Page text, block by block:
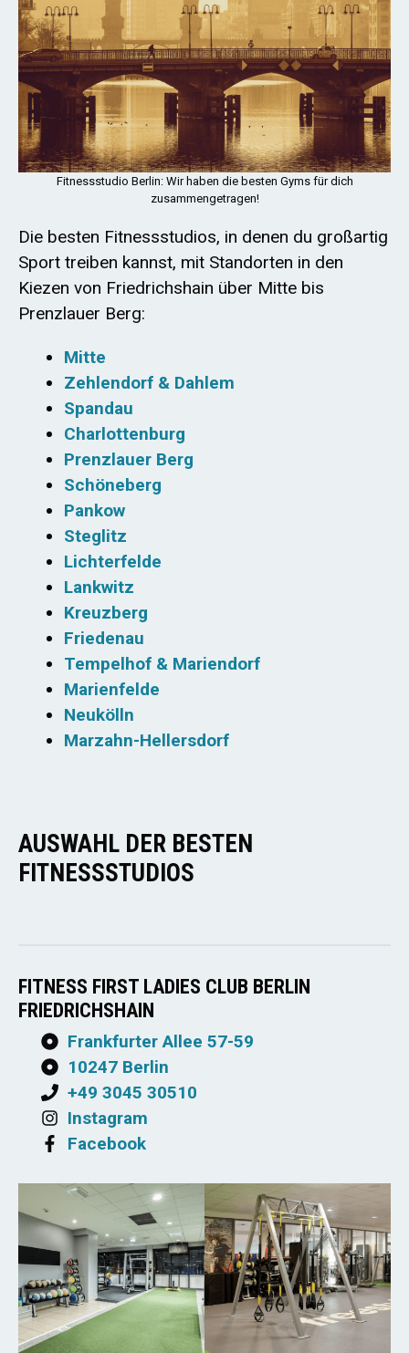
Fitnessstudio Berlin: Wir haben die besten Gyms für dich
zusammengetragen!
Die besten Fitnessstudios, in denen du großartig
Sport treiben kannst, mit Standorten in den
Kiezen von Friedrichshain über Mitte bis
Prenzlauer Berg:
Mitte
Zehlendorf & Dahlem
Spandau
Charlottenburg
Prenzlauer Berg
Schöneberg
Pankow
Steglitz
Lichterfelde
Lankwitz
Kreuzberg
Friedenau
Tempelhof & Mariendorf
Marienfelde
Neukölln
Marzahn-Hellersdorf
AUSWAHL DER BESTEN
FITNESSSTUDIOS
FITNESS FIRST LADIES CLUB BERLIN
FRIEDRICHSHAIN
Frankfurter Allee 57-59
10247 Berlin
+49 3045 30510
Instagram
Facebook